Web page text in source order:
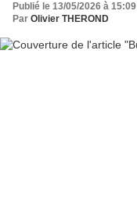
Publié le 13/05/2026 à 15:09
Par Olivier THEROND